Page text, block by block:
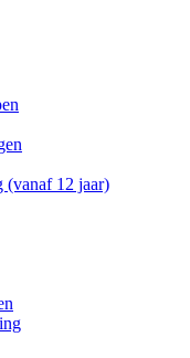
(vanaf 12 jaar)